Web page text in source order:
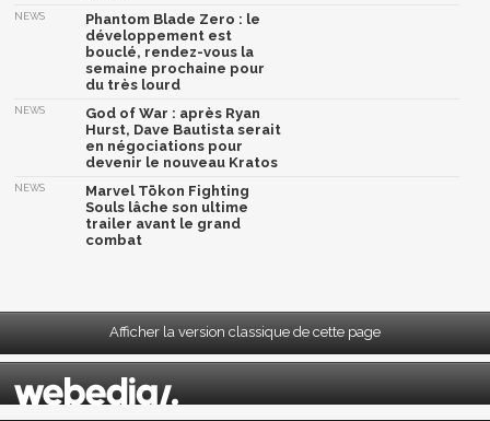
NEWS
Phantom Blade Zero : le
développement est
bouclé, rendez-vous la
semaine prochaine pour
du très lourd
NEWS
God of War : après Ryan
Hurst, Dave Bautista serait
en négociations pour
devenir le nouveau Kratos
NEWS
Marvel Tōkon Fighting
Souls lâche son ultime
trailer avant le grand
combat
Afficher la version classique de cette page